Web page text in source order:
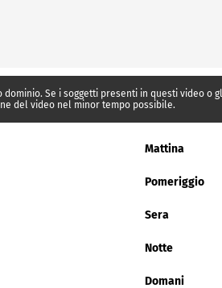
Se i soggetti presenti in questi video
del video nel minor tempo possibile.
Mattina
Pomeriggio
Sera
Notte
Domani